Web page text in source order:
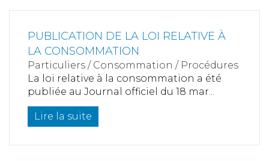
PUBLICATION DE LA LOI RELATIVE À
LA CONSOMMATION
Particuliers / Consommation / Procédures
La loi relative à la consommation a été
publiée au Journal officiel du 18 mar...
Lire la suite